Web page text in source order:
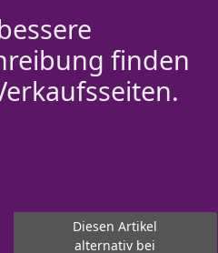
finden
Diesen Artikel
alternativ bei